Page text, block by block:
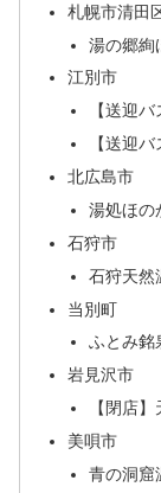
札幌市清田
湯の郷絢
江別市
【送迎
【送迎
北広島市
湯処ほの
石狩市
石狩天然
当別町
ふとみ銘
岩見沢市
【閉店
美唄市
青の洞窟